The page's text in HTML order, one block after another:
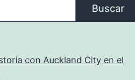
Buscar
con Auckland City en el